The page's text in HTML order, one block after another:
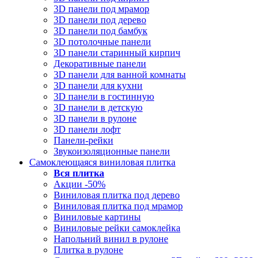
3D панели под мрамор
3D панели под дерево
3D панели под бамбук
3D потолочные панели
3D панели старинный кирпич
Декоративные панели
3D панели для ванной комнаты
3D панели для кухни
3D панели в гостинную
3D панели в детскую
3D панели в рулоне
3D панели лофт
Панели-рейки
Звукоизоляционные панели
Самоклеющаяся виниловая плитка
Вся плитка
Акции -50%
Виниловая плитка под дерево
Виниловая плитка под мрамор
Виниловые картины
Виниловые рейки самоклейка
Напольний винил в рулоне
Плитка в рулоне